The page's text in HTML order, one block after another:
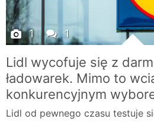
1 1
Lidl wycofuje się z
ładowarek. Mimo to
konkurencyjnym
Lidl od pewnego czasu testuje